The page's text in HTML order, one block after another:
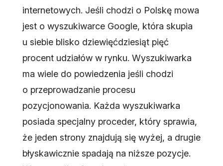
internetowych. Jeśli chodzi o Polskę mowa
jest o wyszukiwarce Google, która skupia
u siebie blisko dziewięćdziesiąt pięć
procent udziałów w rynku. Wyszukiwarka
ma wiele do powiedzenia jeśli chodzi
o przeprowadzanie procesu
pozycjonowania. Każda wyszukiwarka
posiada specjalny proceder, który sprawia,
że jeden strony znajdują się wyżej, a drugie
błyskawicznie spadają na niższe pozycje.